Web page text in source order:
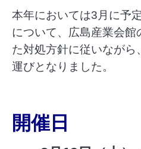
本年においては3月に予
について、広島産業会館
た対処方針に従いながら
運びとなりました。
開催日